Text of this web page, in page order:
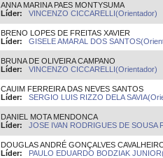
ANNA MARINA PAES MONTYSUMA
Líder:
VINCENZO CICCARELLI(Orientador)
BRENO LOPES DE FREITAS XAVIER
Líder:
GISELE AMARAL DOS
BRUNA DE OLIVEIRA CAMPANO
Líder:
VINCENZO CICCARELLI(Orientador)
CAUIM FERREIRA DAS NEVES SANTOS
Líder:
SERGIO LUIS RIZZO DELA
DANIEL MOTA MENDONCA
Líder:
JOSE IVAN RODRIGUES DE SOUSA
DOUGLAS ANDRÉ GONÇALVES
Líder:
PAULO EDUARDO BODZIAK